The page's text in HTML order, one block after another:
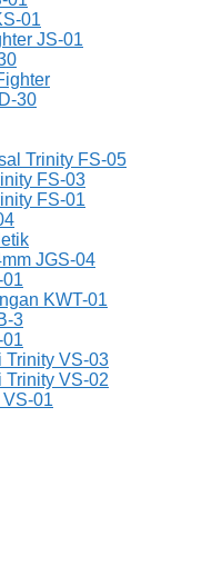
01
JS-01
30
Trinity FS-05
FS-03
FS-01
JGS-04
KWT-01
3
Trinity VS-03
Trinity VS-02
01